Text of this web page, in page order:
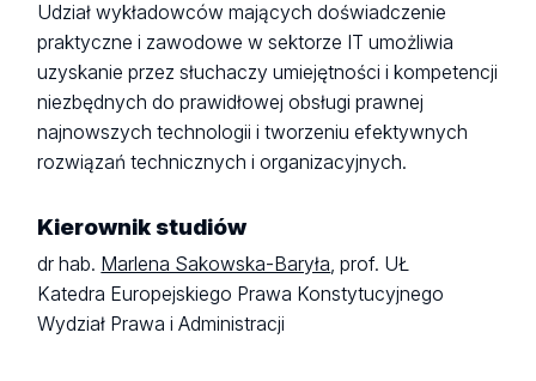
Udział wykładowców mających doświadczenie
praktyczne i zawodowe w sektorze IT umożliwia
uzyskanie przez słuchaczy umiejętności i kompetencji
niezbędnych do prawidłowej obsługi prawnej
najnowszych technologii i tworzeniu efektywnych
rozwiązań technicznych i organizacyjnych.
Kierownik studiów
dr hab. Marlena Sakowska-Baryła, prof. UŁ
Katedra Europejskiego Prawa Konstytucyjnego
Wydział Prawa i Administracji